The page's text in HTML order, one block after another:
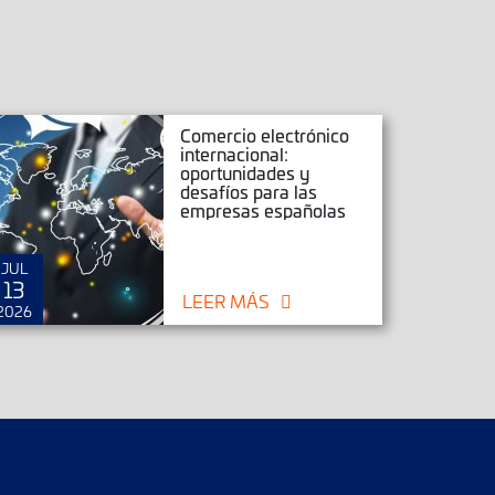
JUL
13
Comercio electrónico
internacional:
oportunidades y
desafíos para las
empresas españolas
LEER MÁS